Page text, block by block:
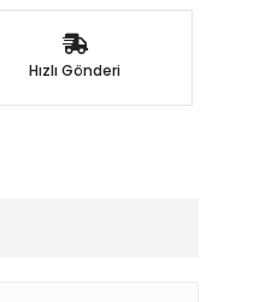
Hızlı Gönderi